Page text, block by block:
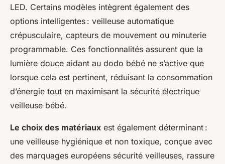
LED. Certains modèles intègrent également des
options intelligentes : veilleuse automatique
crépusculaire, capteurs de mouvement ou minuterie
programmable. Ces fonctionnalités assurent que la
lumière douce aidant au dodo bébé ne s’active que
lorsque cela est pertinent, réduisant la consommation
d’énergie tout en maximisant la sécurité électrique
veilleuse bébé.
Le choix des matériaux est également déterminant :
une veilleuse hygiénique et non toxique, conçue avec
des marquages européens sécurité veilleuses, rassure